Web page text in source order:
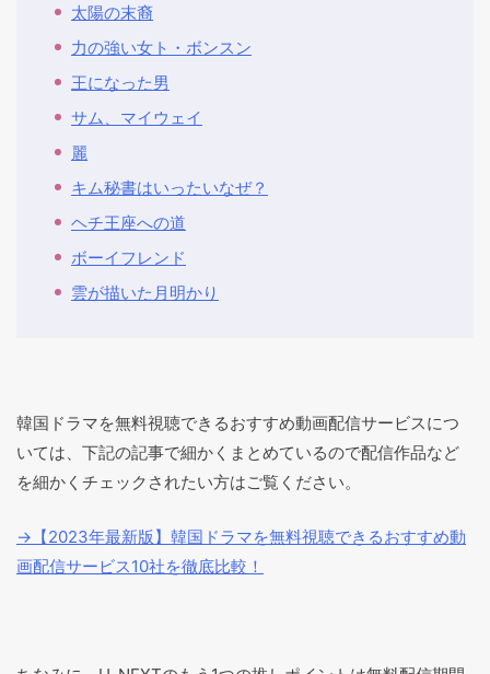
太陽の末裔
力の強い女ト・ボンスン
王になった男
サム、マイウェイ
麗
キム秘書はいったいなぜ？
ヘチ王座への道
ボーイフレンド
雲が描いた月明かり
韓国ドラマを無料視聴できるおすすめ動画配信サービスにつ
いては、下記の記事で細かくまとめているので配信作品など
を細かくチェックされたい方はご覧ください。
→【2023年最新版】韓国ドラマを無料視聴できるおすすめ動
画配信サービス10社を徹底比較！